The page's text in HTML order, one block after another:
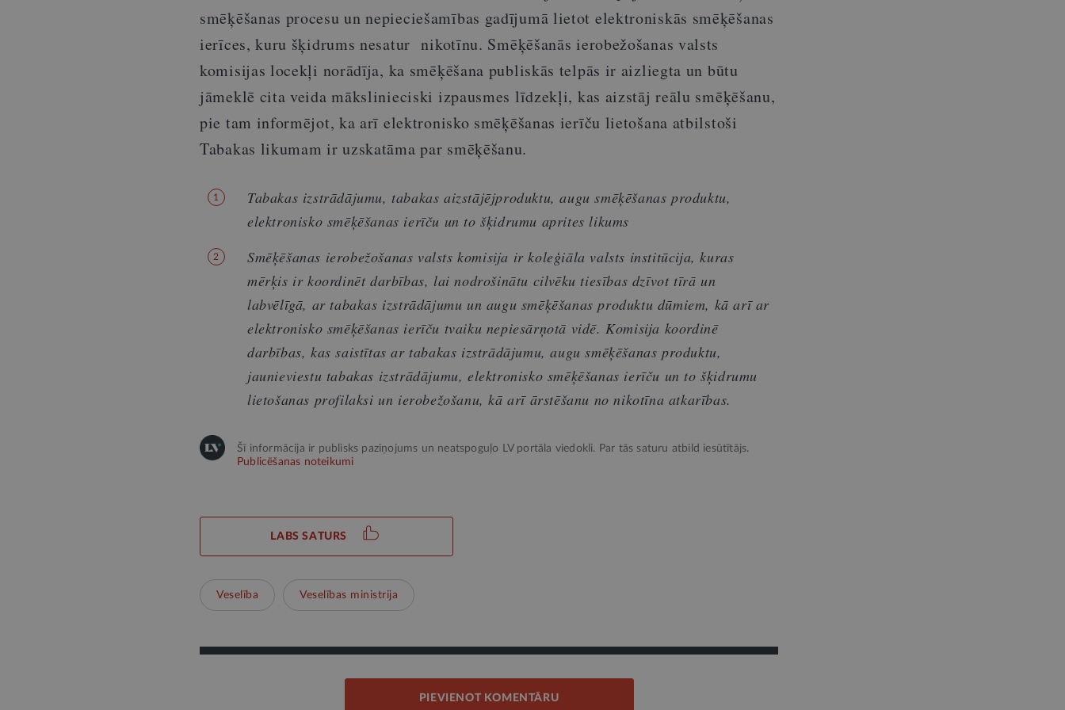
smēķēšanas procesu un nepieciešamības gadījumā lietot elektroniskās smēķēšanas
ierīces, kuru šķidrums nesatur nikotīnu. Smēķēšanās ierobežošanas valsts
komisijas locekļi norādīja, ka smēķēšana publiskās telpās ir aizliegta un būtu
jāmeklē cita veida mākslinieciski izpausmes līdzekļi, kas aizstāj reālu smēķēšanu,
pie tam informējot, ka arī elektronisko smēķēšanas ierīču lietošana atbilstoši
Tabakas likumam ir uzskatāma par smēķēšanu.
1
Tabakas izstrādājumu, tabakas aizstājējproduktu, augu smēķēšanas produktu,
elektronisko smēķēšanas ierīču un to šķidrumu aprites likums
2
Smēķēšanas ierobežošanas valsts komisija ir koleģiāla valsts institūcija, kuras
mērķis ir koordinēt darbības, lai nodrošinātu cilvēku tiesības dzīvot tīrā un
labvēlīgā, ar tabakas izstrādājumu un augu smēķēšanas produktu dūmiem, kā arī ar
elektronisko smēķēšanas ierīču tvaiku nepiesārņotā vidē.Komisija koordinē
darbības, kas saistītas ar tabakas izstrādājumu, augu smēķēšanas produktu,
jaunieviestu tabakas izstrādājumu, elektronisko smēķēšanas ierīču un to šķidrumu
lietošanas profilaksi un ierobežošanu, kā arī ārstēšanu no nikotīna atkarības.
Šī informācija ir publisks paziņojums un neatspoguļo LV portāla viedokli. Par tās saturu atbild iesūtītājs.
Publicēšanas noteikumi
LABS SATURS
Veselība Veselības ministrija
PIEVIENOT KOMENTĀRU